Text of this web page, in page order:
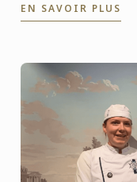
savoir-faire de ...
EN SAVOIR PLUS